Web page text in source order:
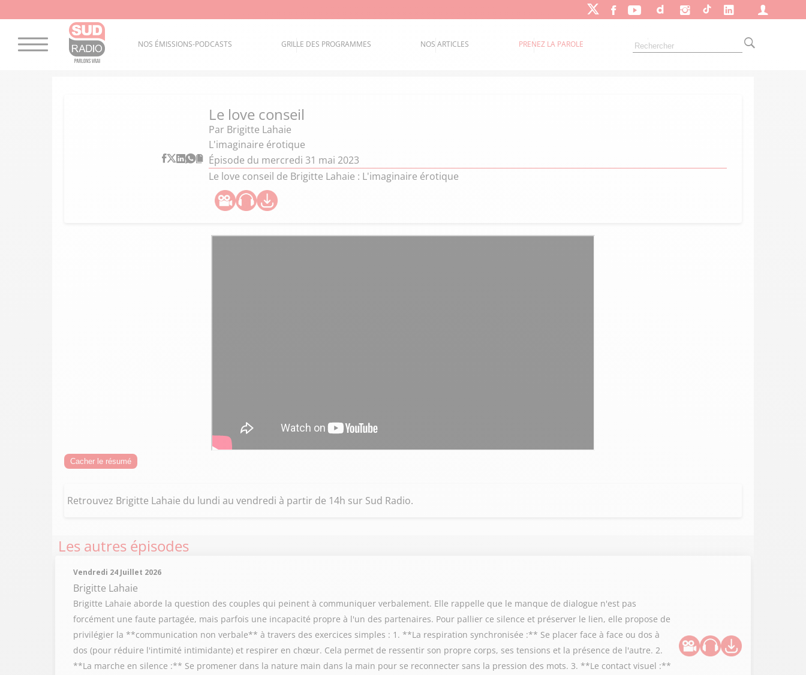
NOS ÉMISSIONS-PODCASTS GRILLE DES PROGRAMMES NOS ARTICLES PRENEZ LA PAROLE
Le love conseil
Par Brigitte Lahaie
L'imaginaire érotique
Épisode du mercredi 31 mai 2023
Le love conseil de Brigitte Lahaie : L'imaginaire érotique
Cacher le résumé
Retrouvez Brigitte Lahaie du lundi au vendredi à partir de 14h sur Sud Radio.
Les autres épisodes
Vendredi 24 Juillet 2026
Brigitte Lahaie
Brigitte Lahaie aborde la question des couples qui peinent à communiquer verbalement. Elle rappelle que le manque de dialogue n'est pas
forcément une faute partagée, mais parfois une incapacité propre à l'un des partenaires. Pour pallier ce silence et préserver le lien, elle propose de
privilégier la **communication non verbale** à travers des exercices simples : 1. **La respiration synchronisée :** Se placer face à face ou dos à
dos (pour réduire l'intimité intimidante) et respirer en chœur. Cela permet de ressentir son propre corps, ses tensions et la présence de l'autre. 2.
**La marche en silence :** Se promener dans la nature main dans la main pour se reconnecter sans la pression des mots. 3. **Le contact visuel :**